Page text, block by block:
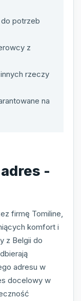
potrzeb
z
rzeczy
na
-
firmę Tomiline,
komfort i
z Belgii do
adresu w
docelowy w